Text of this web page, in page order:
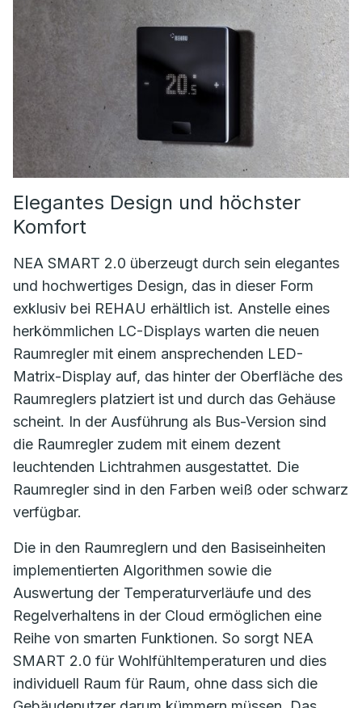
Elegantes Design und höchster
Komfort
NEA SMART 2.0 überzeugt durch sein elegantes
und hochwertiges Design, das in dieser Form
exklusiv bei REHAU erhältlich ist. Anstelle eines
herkömmlichen LC-Displays warten die neuen
Raumregler mit einem ansprechenden LED-
Matrix-Display auf, das hinter der Oberfläche des
Raumreglers platziert ist und durch das Gehäuse
scheint. In der Ausführung als Bus-Version sind
die Raumregler zudem mit einem dezent
leuchtenden Lichtrahmen ausgestattet. Die
Raumregler sind in den Farben weiß oder schwarz
verfügbar.
Die in den Raumreglern und den Basiseinheiten
implementierten Algorithmen sowie die
Auswertung der Temperaturverläufe und des
Regelverhaltens in der Cloud ermöglichen eine
Reihe von smarten Funktionen. So sorgt NEA
SMART 2.0 für Wohlfühltemperaturen und dies
individuell Raum für Raum, ohne dass sich die